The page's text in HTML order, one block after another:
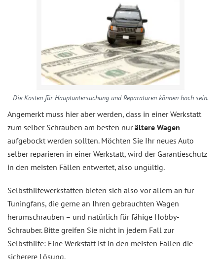
Die Kosten für Hauptuntersuchung und Reparaturen können hoch sein.
Angemerkt muss hier aber werden, dass in einer Werkstatt
zum selber Schrauben am besten nurältere Wagen
aufgebockt werden sollten. Möchten Sie Ihr neues Auto
selber reparieren in einer Werkstatt, wird der Garantieschutz
in den meisten Fällen entwertet, also ungültig.
Selbsthilfewerkstätten bieten sich also vor allem an für
Tuningfans, die gerne an Ihren gebrauchten Wagen
herumschrauben – und natürlich für fähige Hobby-
Schrauber. Bitte greifen Sie nicht in jedem Fall zur
Selbsthilfe: Eine Werkstatt ist in den meisten Fällen die
sicherere Lösung.